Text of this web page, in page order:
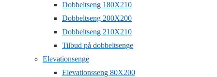
Dobbeltseng 180X210
Dobbeltseng 200X200
Dobbeltseng 210X210
Tilbud på dobbeltsenge
Elevationsenge
Elevationsseng 80X200